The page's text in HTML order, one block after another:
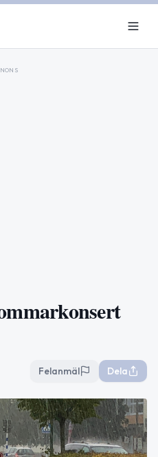
Felanmäl Dela